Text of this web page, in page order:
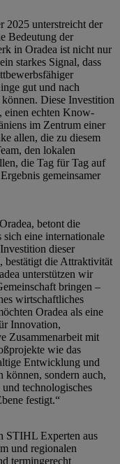
2025 unterstreicht der
Bedeutung der
in Oradea ist nicht nur
starkes Signal, dass
gut und nach
können. Diese Investition
einen echten Know-
im Zentrum einer
allen, die zu diesem
den lokalen
die Tag für Tag auf
gemeinsamer
betont die
eine internationale
dieser
bestätigt die Attraktivität
unterstützen wir
bringen –
wirtschaftliches
Oradea als eine
Innovation,
Zusammenarbeit mit
wie das
Entwicklung und
können, sondern auch,
technologisches
festigt.“
STIHL Experten aus
und regionalen
termingerecht